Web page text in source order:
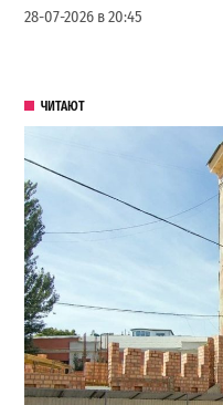
28-07-2026 в 20:45
ЧИТАЮТ